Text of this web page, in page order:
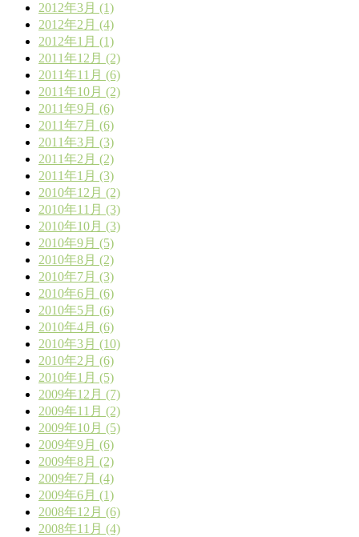
2012年3月 (1)
2012年2月 (4)
2012年1月 (1)
2011年12月 (2)
2011年11月 (6)
2011年10月 (2)
2011年9月 (6)
2011年7月 (6)
2011年3月 (3)
2011年2月 (2)
2011年1月 (3)
2010年12月 (2)
2010年11月 (3)
2010年10月 (3)
2010年9月 (5)
2010年8月 (2)
2010年7月 (3)
2010年6月 (6)
2010年5月 (6)
2010年4月 (6)
2010年3月 (10)
2010年2月 (6)
2010年1月 (5)
2009年12月 (7)
2009年11月 (2)
2009年10月 (5)
2009年9月 (6)
2009年8月 (2)
2009年7月 (4)
2009年6月 (1)
2008年12月 (6)
2008年11月 (4)